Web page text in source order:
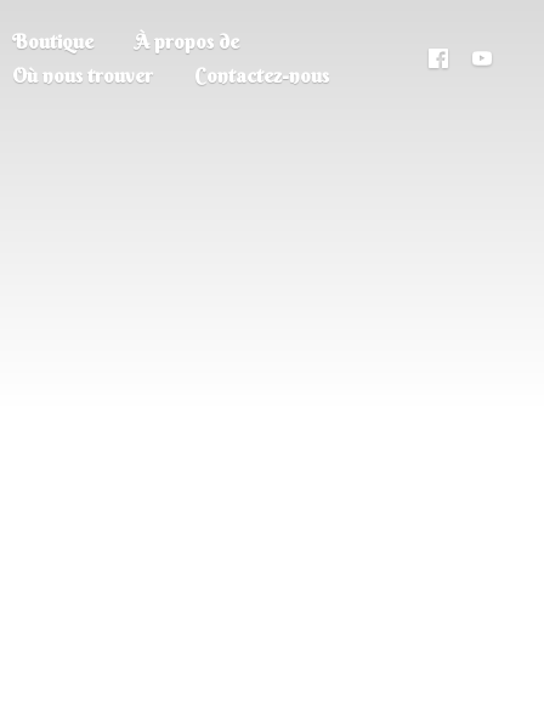
Boutique
À propos de
Où nous trouver
Contactez-nous